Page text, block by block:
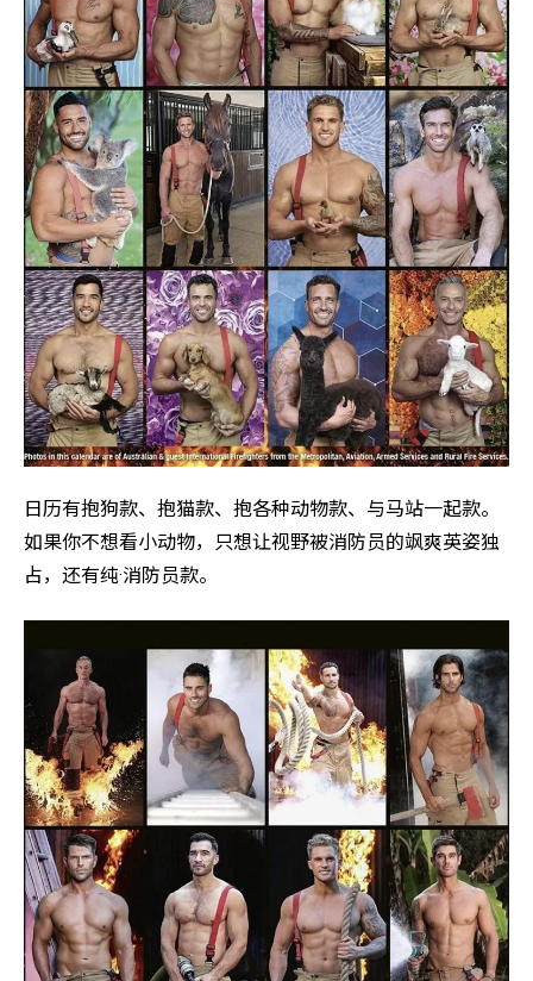
日历有抱狗款、抱猫款、抱各种动物款、与马站一起款。
如果你不想看小动物，只想让视野被消防员的飒爽英姿独
占，还有纯·消防员款。